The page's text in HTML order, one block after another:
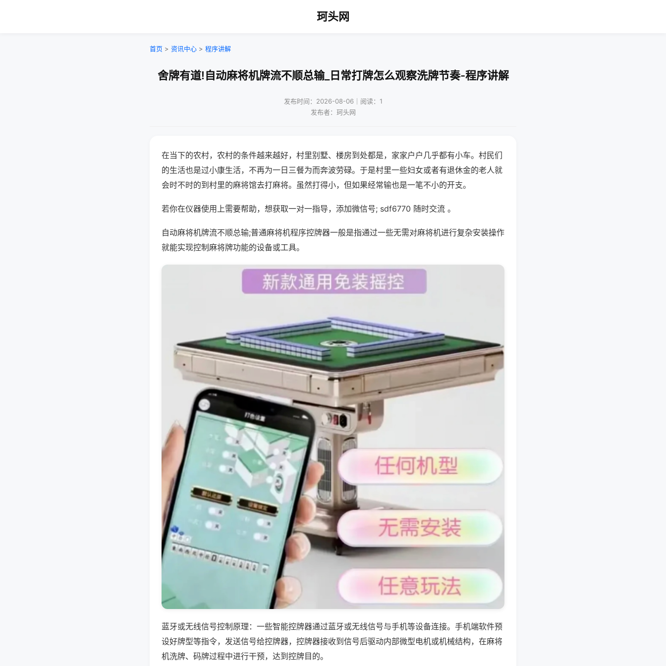
珂头网
首页 > 资讯中心 > 程序讲解
舍牌有道!自动麻将机牌流不顺总输_日常打牌怎么观察洗牌节奏-程序讲解
发布时间：2026-08-06｜阅读：1
发布者：珂头网
在当下的农村，农村的条件越来越好，村里别墅、楼房到处都是，家家户户几乎都有小车。村民们
的生活也是过小康生活，不再为一日三餐为而奔波劳碌。于是村里一些妇女或者有退休金的老人就
会时不时的到村里的麻将馆去打麻将。虽然打得小，但如果经常输也是一笔不小的开支。
若你在仪器使用上需要帮助，想获取一对一指导，添加微信号; sdf6770 随时交流 。
自动麻将机牌流不顺总输;普通麻将机程序控牌器一般是指通过一些无需对麻将机进行复杂安装操作
就能实现控制麻将牌功能的设备或工具。
蓝牙或无线信号控制原理：一些智能控牌器通过蓝牙或无线信号与手机等设备连接。手机端软件预
设好牌型等指令，发送信号给控牌器，控牌器接收到信号后驱动内部微型电机或机械结构，在麻将
机洗牌、码牌过程中进行干预，达到控牌目的。